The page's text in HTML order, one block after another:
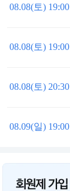
08.08(토) 19:00
08.08(토) 19:00
08.08(토) 20:30
08.09(일) 19:00